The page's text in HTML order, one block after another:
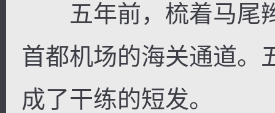
五年前，梳着马尾
首都机场的海关通道。
成了干练的短发。